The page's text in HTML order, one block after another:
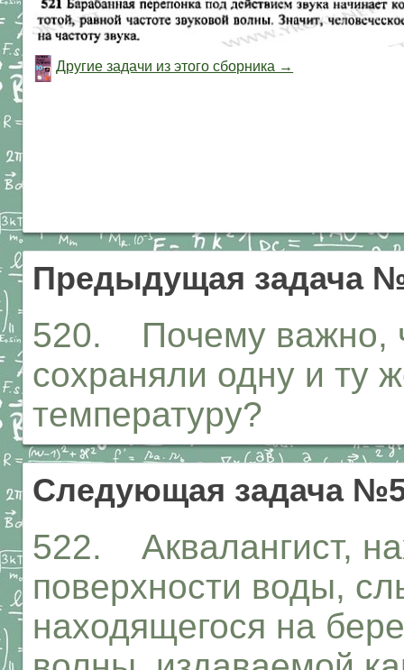
Другие задачи из этого сборника →
Предыдущая задача
520. Почему важно,
сохраняли одну и ту
температуру?
Следующая задача
522. Аквалангист,
поверхности воды,
находящегося на